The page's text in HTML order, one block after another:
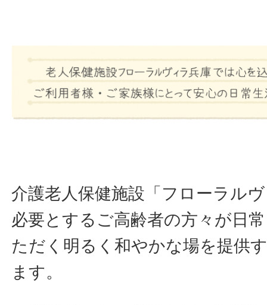
介護老人保健施設「フローラル
必要とするご高齢者の方々が日
ただく明るく和やかな場を提供
ます。